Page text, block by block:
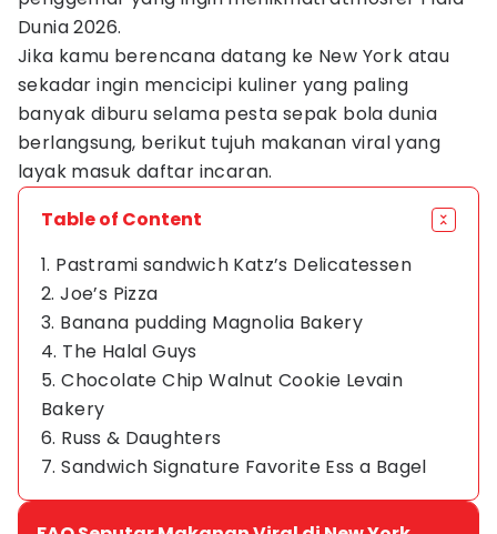
Dunia 2026.
Jika kamu berencana datang ke New York atau
sekadar ingin mencicipi kuliner yang paling
banyak diburu selama pesta sepak bola dunia
berlangsung, berikut tujuh makanan viral yang
layak masuk daftar incaran.
Table of Content
1. Pastrami sandwich Katz’s Delicatessen
2. Joe’s Pizza
3. Banana pudding Magnolia Bakery
4. The Halal Guys
5. Chocolate Chip Walnut Cookie Levain
Bakery
6. Russ & Daughters
7. Sandwich Signature Favorite Ess a Bagel